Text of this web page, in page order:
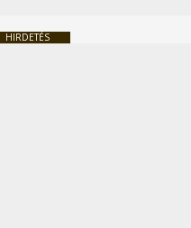
HIRDETÉS